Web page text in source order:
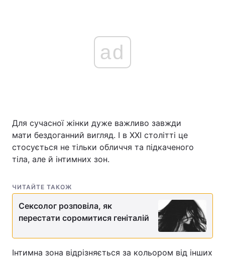
ad
Для сучасної жінки дуже важливо завжди
мати бездоганний вигляд. І в XXI столітті це
стосується не тільки обличчя та підкаченого
тіла, але й інтимних зон.
ЧИТАЙТЕ ТАКОЖ
Сексолог розповіла, як
перестати соромитися геніталій
Інтимна зона відрізняється за кольором від інших